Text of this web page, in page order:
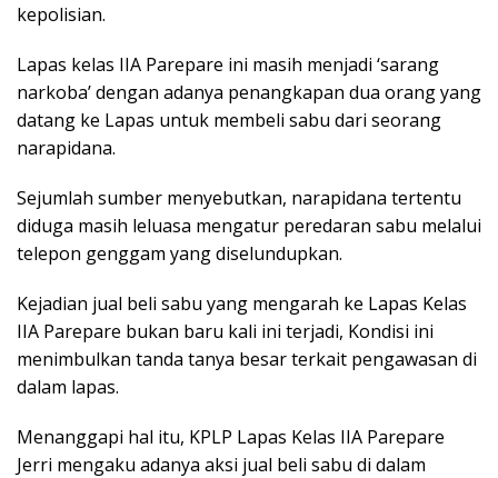
kepolisian.
Lapas kelas IIA Parepare ini masih menjadi ‘sarang
narkoba’ dengan adanya penangkapan dua orang yang
datang ke Lapas untuk membeli sabu dari seorang
narapidana.
Sejumlah sumber menyebutkan, narapidana tertentu
diduga masih leluasa mengatur peredaran sabu melalui
telepon genggam yang diselundupkan.
Kejadian jual beli sabu yang mengarah ke Lapas Kelas
IIA Parepare bukan baru kali ini terjadi, Kondisi ini
menimbulkan tanda tanya besar terkait pengawasan di
dalam lapas.
Menanggapi hal itu, KPLP Lapas Kelas IIA Parepare
Jerri mengaku adanya aksi jual beli sabu di dalam